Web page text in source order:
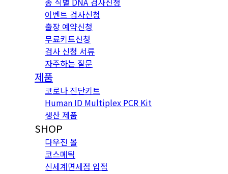
이벤트 검사신청
출장 예약신청
무료키트신청
검사 신청 서류
자주하는 질문
제품
코로나 진단키트
Human ID Multiplex PCR Kit
생산 제품
SHOP
다우진 몰
코스메틱
신세계면세점 입점